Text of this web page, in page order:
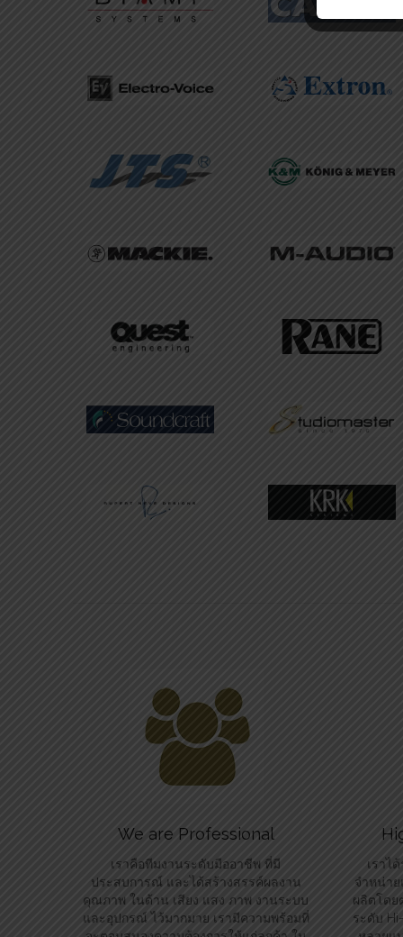
We are Professional
เราคือทีมงานระดับมืออาชีพ ที่มี
ประสบการณ์ และได้สร้างสรรค์ผลงาน
คุณภาพ ในด้าน เสียง แสง ภาพ งานระบบ
และอุปกรณ์ ไว้มากมาย เรามีความพร้อมที่
เราไ
จำหน่า
ผลิตโดย
ระดับ